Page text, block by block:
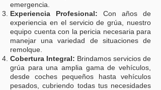
emergencia.
Experiencia Profesional: Con años de
experiencia en el servicio de grúa, nuestro
equipo cuenta con la pericia necesaria para
manejar una variedad de situaciones de
remolque.
Cobertura Integral: Brindamos servicios de
grúa para una amplia gama de vehículos,
desde coches pequeños hasta vehículos
pesados, cubriendo todas tus necesidades